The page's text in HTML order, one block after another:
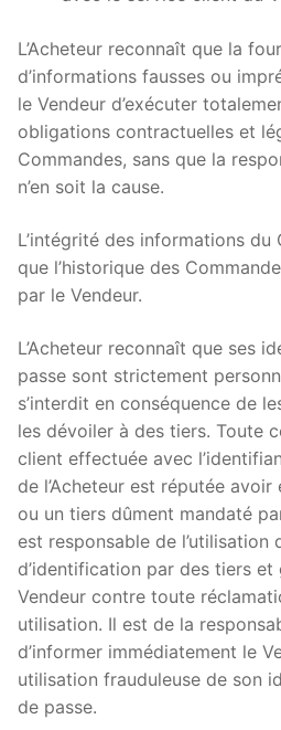
L’Acheteur reconnaît que la
d’informations fausses ou
le Vendeur d’exécuter
obligations contractuelles et
Commandes, sans que la
n’en soit la cause.
L’intégrité des informations
que l’historique des
par le Vendeur.
L’Acheteur reconnaît que ses
passe sont strictement
s’interdit en conséquence de
les dévoiler à des tiers. Toute
client effectuée avec
de l’Acheteur est réputée avoir
ou un tiers dûment mandaté par
est responsable de l’utilisation
d’identification par des tiers
Vendeur contre toute
utilisation. Il est de la
d’informer immédiatement le
utilisation frauduleuse de son
de passe.